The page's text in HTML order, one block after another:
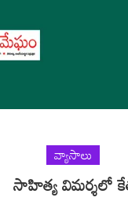
వ్యాసాలు
సాహిత్య విమర్శలో